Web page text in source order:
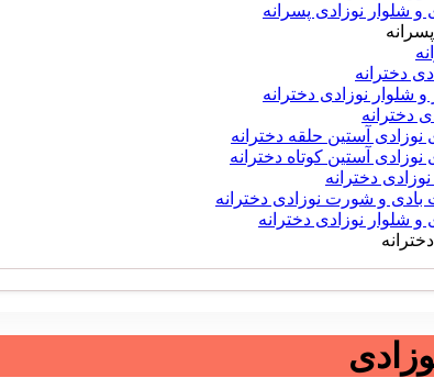
و شلوار نوزادی پسرانه
دخترانه
و شلوار نوزادی دخترانه
دخترانه
نوزادی آستین حلقه دخترانه
نوزادی آستین کوتاه دخترانه
دخترانه
و شورت نوزادی دخترانه
و شلوار نوزادی دخترانه